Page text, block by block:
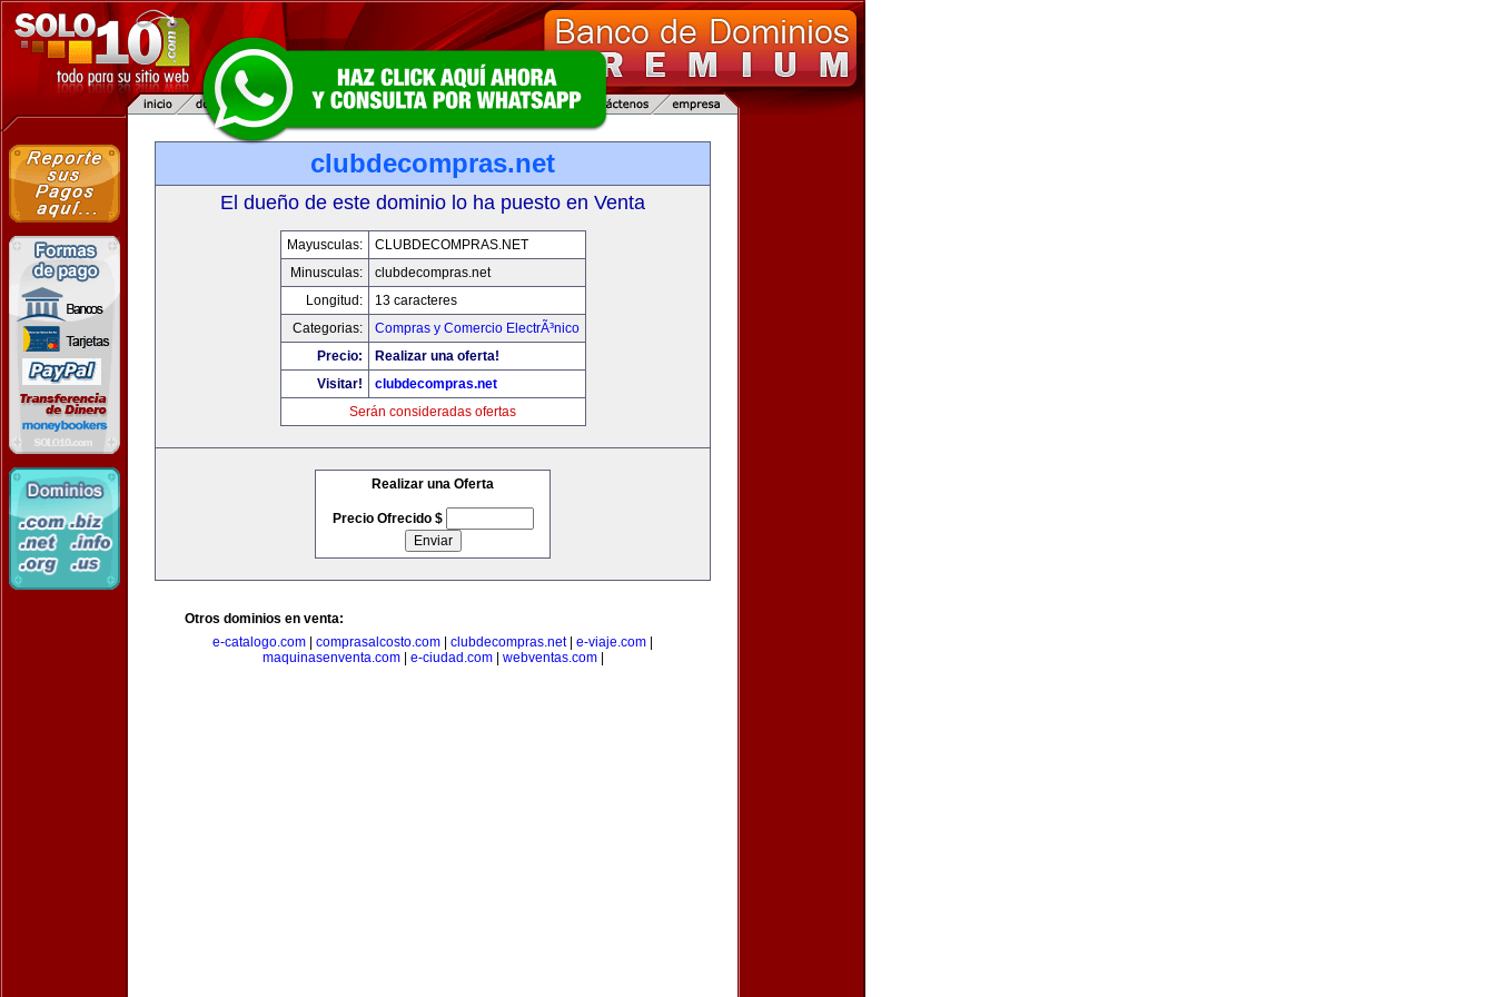
clubdecompras.net
El dueño de este dominio lo ha puesto en Venta
Mayusculas:
CLUBDECOMPRAS.NET
Minusculas:
clubdecompras.net
Longitud:
13 caracteres
Categorias:
Compras y Comercio ElectrÃ³nico
Precio:
Realizar una oferta!
Visitar!
clubdecompras.net
Serán consideradas ofertas
Realizar una Oferta
Precio Ofrecido $
Otros dominios en venta:
e-catalogo.com
comprasalcosto.com clubdecompras.net| e-viaje.com
maquinasenventa.com| e-ciudad.com| webventas.com|